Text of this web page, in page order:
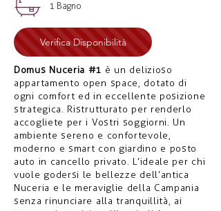
1 Bagno
Verifica Disponibilità
Domus Nuceria #1 è un delizioso
appartamento open space, dotato di
ogni comfort ed in eccellente posizione
strategica. Ristrutturato per renderlo
accogliete per i Vostri soggiorni. Un
ambiente sereno e confortevole,
moderno e smart con giardino e posto
auto in cancello privato. L’ideale per chi
vuole godersi le bellezze dell’antica
Nuceria e le meraviglie della Campania
senza rinunciare alla tranquillità, ai